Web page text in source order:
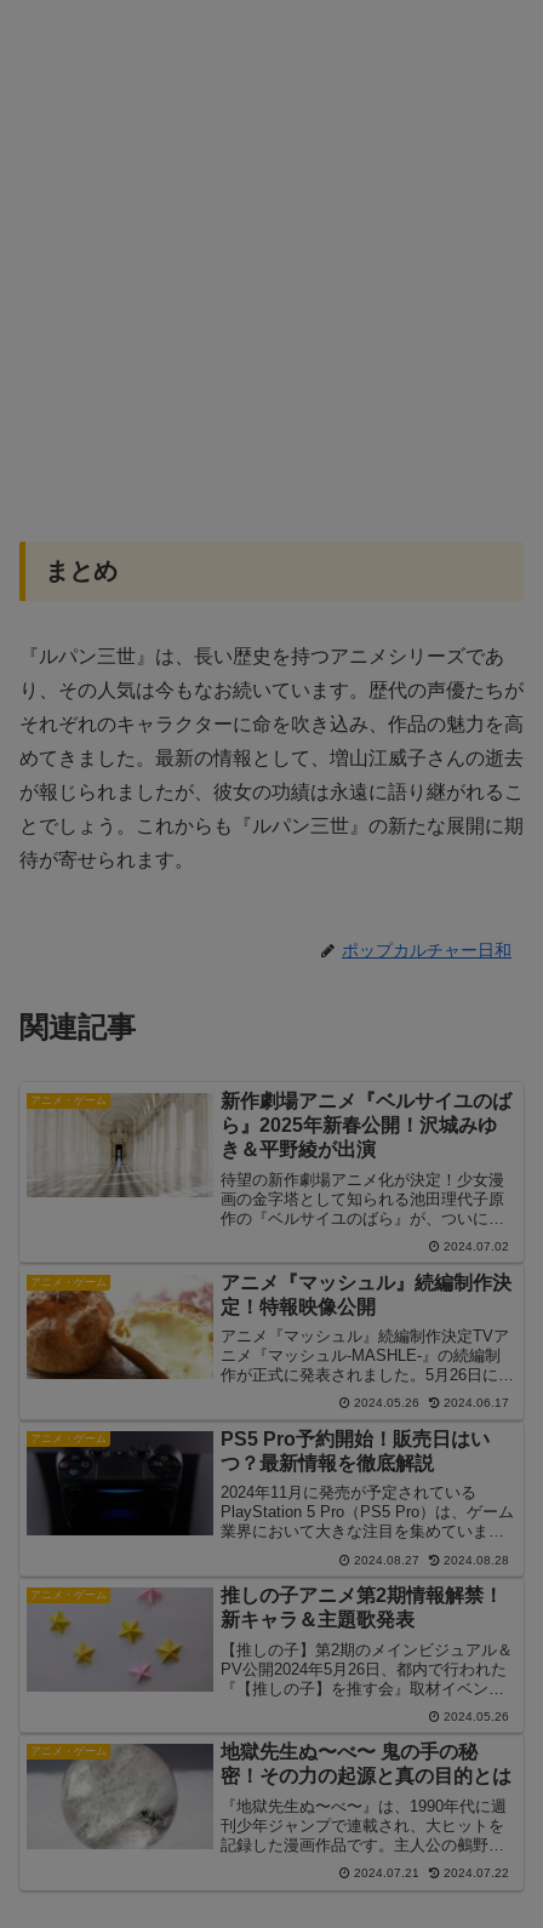
まとめ
『ルパン三世』は、長い歴史を持つアニメシリーズであ
り、その人気は今もなお続いています。歴代の声優たちが
それぞれのキャラクターに命を吹き込み、作品の魅力を高
めてきました。最新の情報として、増山江威子さんの逝去
が報じられましたが、彼女の功績は永遠に語り継がれるこ
とでしょう。これからも『ルパン三世』の新たな展開に期
待が寄せられます。
ポップカルチャー日和
関連記事
アニメ・ゲーム
新作劇場アニメ『ベルサイユのば
ら』2025年新春公開！沢城みゆ
き＆平野綾が出演
待望の新作劇場アニメ化が決定！少女漫
画の金字塔として知られる池田理代子原
作の『ベルサイユのばら』が、ついに完
全新作の劇場アニメとして生まれ変わり
ます。2022年9月に制作が発表されて以
来、多くのファンが待ち望んでいた本作
の公開日が、2025...
2024.07.02
アニメ・ゲーム
アニメ『マッシュル』続編制作決
定！特報映像公開
アニメ『マッシュル』続編制作決定TVア
ニメ『マッシュル-MASHLE-』の続編制
作が正式に発表されました。5月26日に開
催されたイベント「マッシュ・バーンデ
ッドたちとクリーム色の研究-A Study in
Cream-」で特報映像も公開され...
2024.05.26 2024.06.17
アニメ・ゲーム
PS5 Pro予約開始！販売日はい
つ？最新情報を徹底解説
2024年11月に発売が予定されている
PlayStation 5 Pro（PS5 Pro）は、ゲーム
業界において大きな注目を集めていま
す。この記事では、PS5 Proの予約開始
日や販売日、そしてそのスペックについ
て詳しく解説します。発売日と...
2024.08.27 2024.08.28
アニメ・ゲーム
推しの子アニメ第2期情報解禁！
新キャラ＆主題歌発表
【推しの子】第2期のメインビジュアル＆
PV公開2024年5月26日、都内で行われた
『【推しの子】を推す会』取材イベント
にて、テレビアニメ『推しの子』第2期の
最新情報が一挙に公開されました。イベ
ントでは第2期のメインビジュアルや
PV、オープニ...
2024.05.26
アニメ・ゲーム
地獄先生ぬ〜べ〜 鬼の手の秘
密！その力の起源と真の目的とは
『地獄先生ぬ〜べ〜』は、1990年代に週
刊少年ジャンプで連載され、大ヒットを
記録した漫画作品です。主人公の鵺野鳴
介、通称ぬ〜べ〜の左手に宿る「鬼の
手」は、作品の中で重要な役割を果たし
2024.07.21 2024.07.22